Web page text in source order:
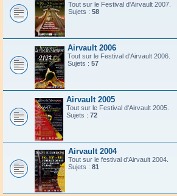
Tout sur le Festival d'Airvault 2007.
Sujets : 58
Airvault 2006
Tout sur le Festival d'Airvault 2006.
Sujets : 57
Airvault 2005
Tout sur le Festival d'Airvault 2005.
Sujets : 72
Airvault 2004
Tout sur le festival d'Airvault 2004.
Sujets : 81